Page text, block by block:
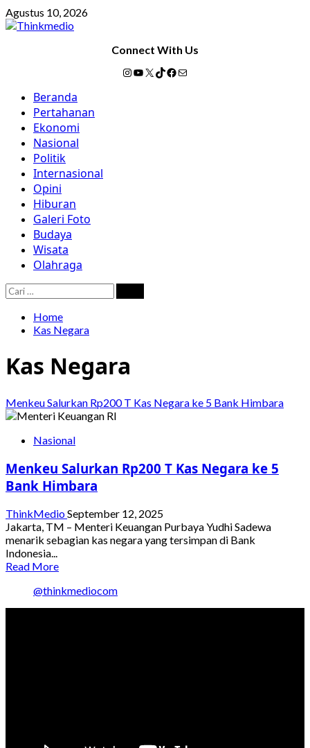
Skip
to
Agustus 10, 2026
Connect With Us
Instagram
YouTube
X TikTok
Facebook
Mail
Primary
Menu
Beranda
Pertahanan
Ekonomi
Nasional
Politik
Internasional
Opini
Hiburan
Galeri Foto
Budaya
Wisata
Olahraga
Cari
untuk:
Home
Kas Negara
Kas Negara
Menkeu Salurkan Rp200 T Kas Negara ke 5 Bank Himbara
Nasional
Menkeu Salurkan Rp200 T Kas Negara ke 5
Bank Himbara
ThinkMedioSeptember 12, 2025
Jakarta, TM – Menteri Keuangan Purbaya Yudhi Sadewa
menarik sebagian kas negara yang tersimpan di Bank
Indonesia...
Read MoreRead
about
Menkeu
@thinkmediocom